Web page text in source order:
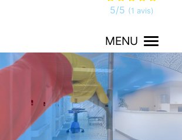
5/5 (1 avis)
MENU